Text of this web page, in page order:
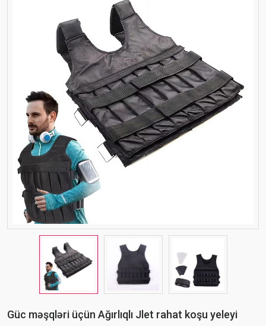
Güc məşqləri üçün Ağırlıqlı Jlet rahat koşu yeleyi